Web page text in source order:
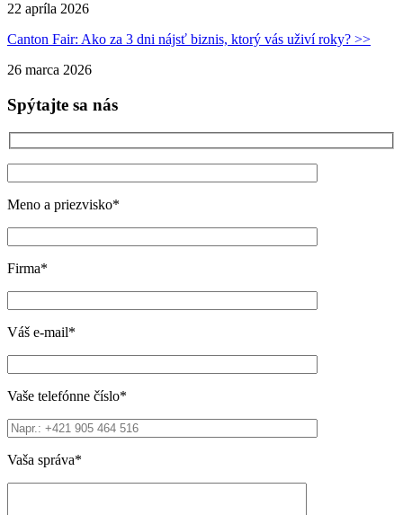
22 apríla 2026
Canton Fair: Ako za 3 dni nájsť biznis, ktorý vás uživí roky? >>
26 marca 2026
Spýtajte sa nás
Meno a priezvisko*
Firma*
Váš e-mail*
Vaše telefónne číslo*
Vaša správa*